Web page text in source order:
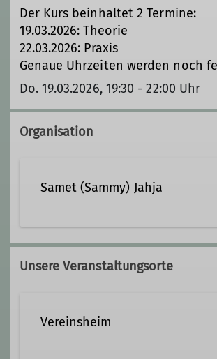
Der Kurs beinhaltet 2 Termine:
19.03.2026: Theorie
22.03.2026: Praxis
Genaue Uhrzeiten werden noch
Do. 19.03.2026, 19:30 - 22:00 Uhr
Organisation
Samet (Sammy) Jahja
0171/6427163
Unsere Veranstaltungsorte
Vereinsheim